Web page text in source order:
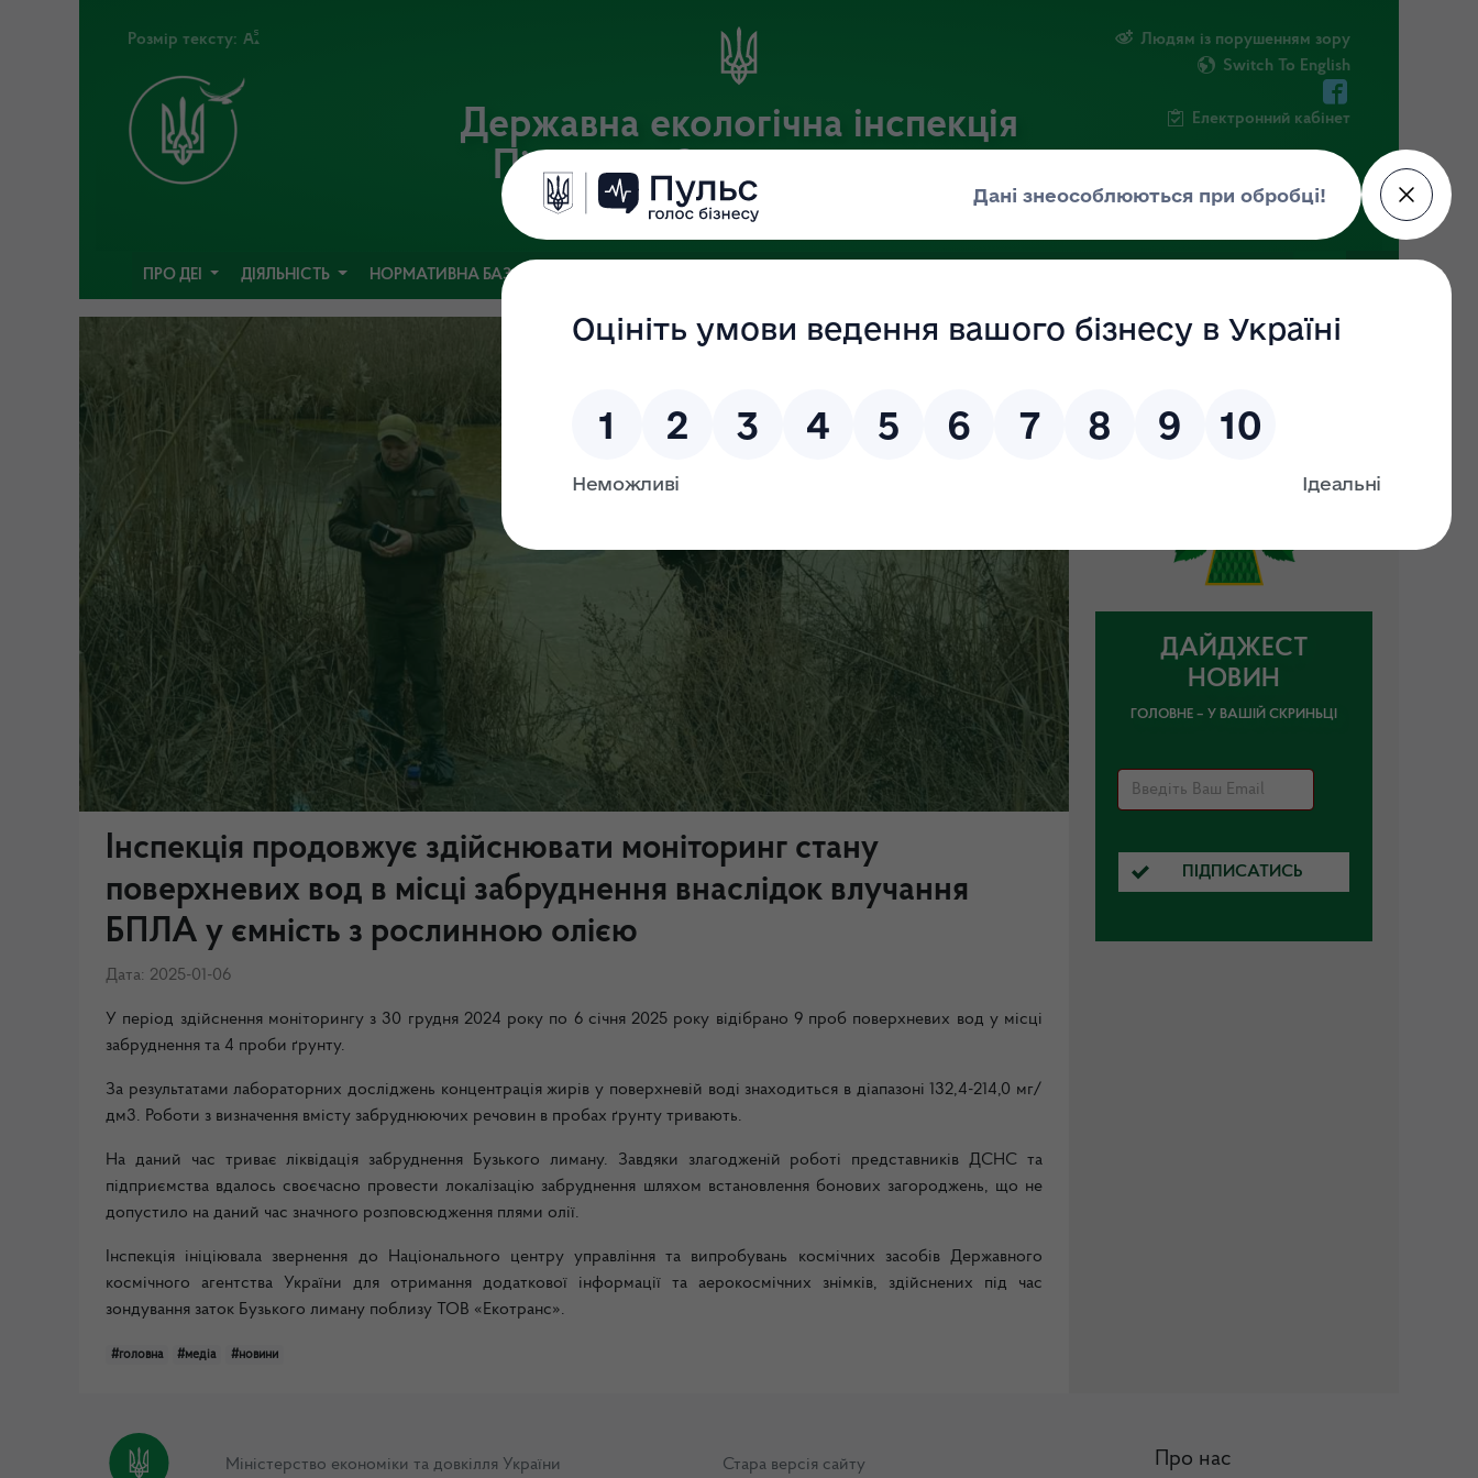
Розмір тексту:
Державна екологічна інспекція
Південно-Західного округу
Офіційний веб-портал Державної екологічної інспекції України
Людям із порушенням зору
Switch To English
Електронний кабінет
ПРО ДЕІ ДІЯЛЬНІСТЬ НОРМАТИВНА БАЗА
Інспекція продовжує здійснювати моніторинг стану
поверхневих вод в місці забруднення внаслідок влучання
БПЛА у ємність з рослинною олією
Дата: 2025-01-06
У період здійснення моніторингу з 30 грудня 2024 року по 6 січня 2025 року відібрано 9 проб поверхневих вод у місці
забруднення та 4 проби ґрунту.
За результатами лабораторних досліджень концентрація жирів у поверхневій воді знаходиться в діапазоні 132,4-214,0 мг/
дм3. Роботи з визначення вмісту забруднюючих речовин в пробах ґрунту тривають.
На даний час триває ліквідація забруднення Бузького лиману. Завдяки злагодженій роботі представників ДСНС та
підприємства вдалось своєчасно провести локалізацію забруднення шляхом встановлення бонових загороджень, що не
допустило на даний час значного розповсюдження плями олії.
Інспекція ініціювала звернення до Національного центру управління та випробувань космічних засобів Державного
космічного агентства України для отримання додаткової інформації та аерокосмічних знімків, здійснених під час
зондування заток Бузького лиману поблизу ТОВ «Екотранс».
#головна #медіа #новини
ДАЙДЖЕСТ
НОВИН
ГОЛОВНЕ – У ВАШІЙ СКРИНЬЦІ
ПІДПИСАТИСЬ
Міністерство економіки та довкілля України Стара версія сайту Про нас